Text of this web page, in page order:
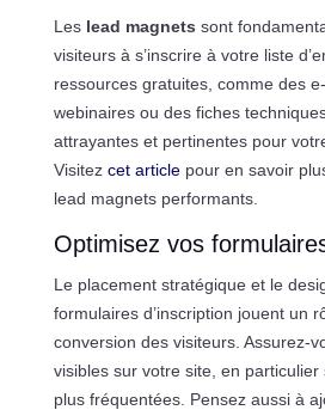
Les lead magnets sont
visiteurs à s’inscrire à votre liste
ressources gratuites, comme des
webinaires ou des fiches
attrayantes et pertinentes pour
Visitez cet articlepour en savoir
lead magnets performants.
Optimisez vos
Le placement stratégique et le
formulaires d’inscription jouent un
conversion des visiteurs. Assurez-
visibles sur votre site, en particulier
plus fréquentées. Pensez aussi à